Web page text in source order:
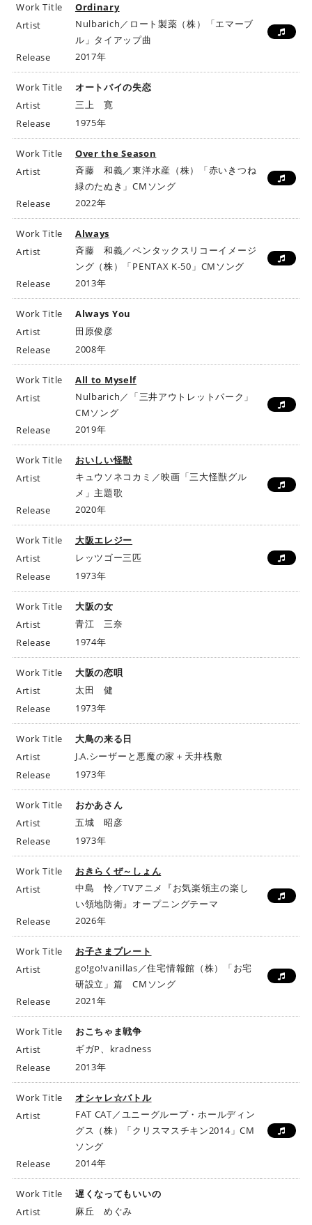
Work Title
Ordinary
Artist
Nulbarich／ロート製薬（株）「エマーブ
ル」タイアップ曲
Release
2017年
Work Title
オートバイの失恋
Artist
三上 寛
Release
1975年
Work Title
Over the Season
Artist
斉藤 和義／東洋水産（株）「赤いきつね
緑のたぬき」CMソング
Release
2022年
Work Title
Always
Artist
斉藤 和義／ペンタックスリコーイメージ
ング（株）「PENTAX K-50」CMソング
Release
2013年
Work Title
Always You
Artist
田原俊彦
Release
2008年
Work Title
All to Myself
Artist
Nulbarich／「三井アウトレットパーク」
CMソング
Release
2019年
Work Title
おいしい怪獣
Artist
キュウソネコカミ／映画「三大怪獣グル
メ」主題歌
Release
2020年
Work Title
大阪エレジー
Artist
レッツゴー三匹
Release
1973年
Work Title
大阪の女
Artist
青江 三奈
Release
1974年
Work Title
大阪の恋唄
Artist
太田 健
Release
1973年
Work Title
大鳥の来る日
Artist
J.A.シーザーと悪魔の家＋天井桟敷
Release
1973年
Work Title
おかあさん
Artist
五城 昭彦
Release
1973年
Work Title
おきらくぜ～しょん
Artist
中島 怜／TVアニメ『お気楽領主の楽し
い領地防衛』オープニングテーマ
Release
2026年
Work Title
お子さまプレート
Artist
go!go!vanillas／住宅情報館（株）「お宅
研設立」篇 CMソング
Release
2021年
Work Title
おこちゃま戦争
Artist
ギガP、kradness
Release
2013年
Work Title
オシャレ☆バトル
Artist
FAT CAT／ユニーグループ・ホールディン
グス（株）「クリスマスチキン2014」CM
ソング
Release
2014年
Work Title
遅くなってもいいの
Artist
麻丘 めぐみ